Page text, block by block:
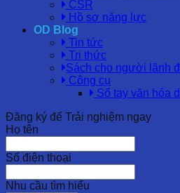
CSR
Hồ sơ năng lực
OD Blog
Tin tức
Tri thức
Sách cho người lãnh
Công cụ
Sổ tay văn hóa
Đăng ký để Trải nghiệm ngay
Họ tên
Số điện thoại
Nhu cầu tìm hiểu